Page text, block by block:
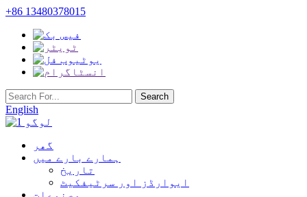
+86 13480378015
English
گھر
ہمارے بارے میں
تاریخ
ایوارڈز اور سرٹیفکیٹ
مصنوعات